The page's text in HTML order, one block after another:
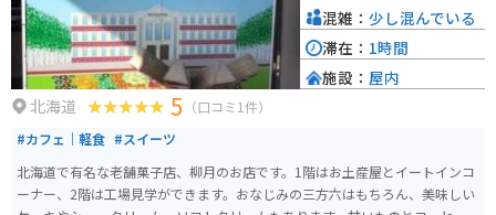
北海道 5 （口コミ1件）
#カフェ｜軽食 #スイーツ
北海道で有名な老舗菓子店、柳月のお店です。1階はお土産屋とイートインコ
ーナー、2階は工場見学ができます。おなじみの三方六はもちろん、美味しい
混雑： 少し混んでいる
滞在： 1時間
施設： 屋内